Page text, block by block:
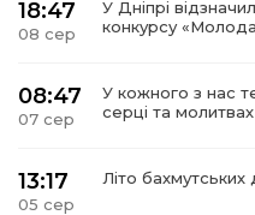
18:47
08 сер
У Дніпрі
конкурсу
08:47
07 сер
У кожного з нас
серці та молитвах
13:17
05 сер
Літо бахмутських